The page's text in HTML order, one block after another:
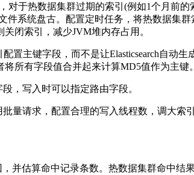
于热数据集群过期的索引(例如1个月前
件系统盘古。配置定时任务，将热数据集
闭索引，减少JVM堆内存占用。
主键字段，而不是让Elasticsearch自动
所有字段值合并起来计算MD5值作为主键。
，写入时可以指定路由字段。
请求，配置合理的写入线程数，调大索
并估算命中记录条数。热数据集群命中结